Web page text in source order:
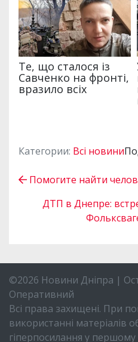
Категории: Всі новини
Помогите найти
ДТП в Днепре:
©2026 Новини Дніпра |
Оперативний
Всі права захищені. При
використанні матеріалів
гіперпосилання у першому